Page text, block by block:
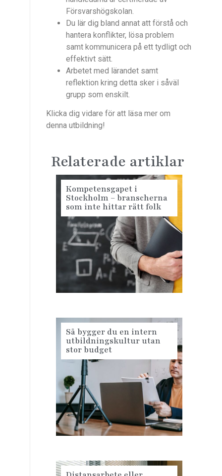
Försvarshögskolan.
Du lär dig bland annat att förstå och
hantera konflikter, lösa problem
samt kommunicera på ett tydligt och
effektivt sätt.
Arbetet med lärandet samt
reflektion kring detta sker i såväl
grupp som enskilt.
Klicka dig vidare för att läsa mer om
denna utbildning!
Relaterade artiklar
Kompetensgapet i
Stockholm – branscherna
som inte hittar rätt folk
Så bygger du en intern
utbildningskultur utan
stor budget